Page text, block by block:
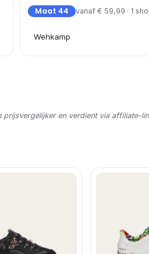
Maat 44 vanaf € 59,99 · 1
Wehkamp
en verdient via affiliate-